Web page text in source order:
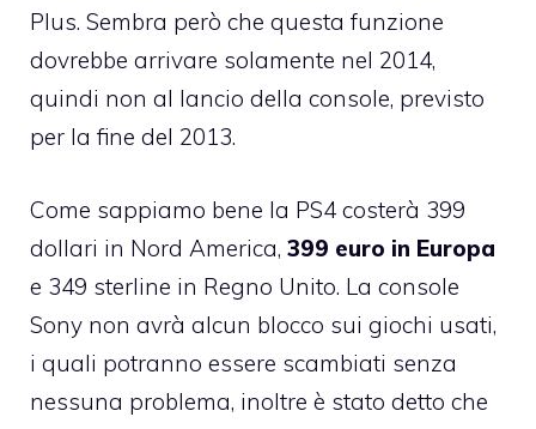
Plus. Sembra però che questa funzione
dovrebbe arrivare solamente nel 2014,
quindi non al lancio della console, previsto
per la fine del 2013.
Come sappiamo bene la PS4 costerà 399
dollari in Nord America, 399 euro in Europa
e 349 sterline in Regno Unito. La console
Sony non avrà alcun blocco sui giochi usati,
i quali potranno essere scambiati senza
nessuna problema, inoltre è stato detto che